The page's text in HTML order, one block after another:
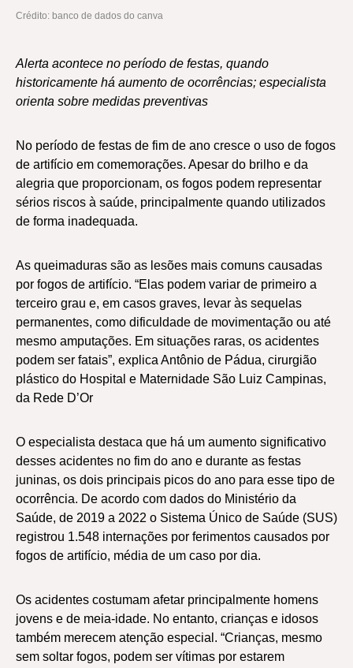
Crédito: banco de dados do canva
Alerta acontece no período de festas, quando
historicamente há aumento de ocorrências; especialista
orienta sobre medidas preventivas
No período de festas de fim de ano cresce o uso de fogos
de artifício em comemorações. Apesar do brilho e da
alegria que proporcionam, os fogos podem representar
sérios riscos à saúde, principalmente quando utilizados
de forma inadequada.
As queimaduras são as lesões mais comuns causadas
por fogos de artifício. “Elas podem variar de primeiro a
terceiro grau e, em casos graves, levar às sequelas
permanentes, como dificuldade de movimentação ou até
mesmo amputações. Em situações raras, os acidentes
podem ser fatais”, explica Antônio de Pádua, cirurgião
plástico do Hospital e Maternidade São Luiz Campinas,
da Rede D’Or
O especialista destaca que há um aumento significativo
desses acidentes no fim do ano e durante as festas
juninas, os dois principais picos do ano para esse tipo de
ocorrência. De acordo com dados do Ministério da
Saúde, de 2019 a 2022 o Sistema Único de Saúde (SUS)
registrou 1.548 internações por ferimentos causados por
fogos de artifício, média de um caso por dia.
Os acidentes costumam afetar principalmente homens
jovens e de meia-idade. No entanto, crianças e idosos
também merecem atenção especial. “Crianças, mesmo
sem soltar fogos, podem ser vítimas por estarem